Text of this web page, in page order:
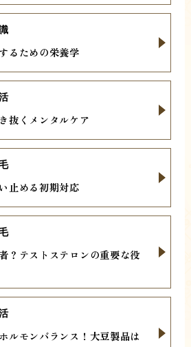
るための栄養学
抜くメンタルケア
止める初期対応
？テストステロンの重要な役
ルモンバランス！大豆製品は